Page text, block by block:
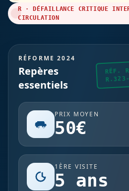
R · DÉFAILLANCE CRITIQUE
CIRCULATION
RÉFORME 2024
Repères
essentiels
RÉF.
PRIX MOYEN
50€
1ÈRE VISITE
5 ans